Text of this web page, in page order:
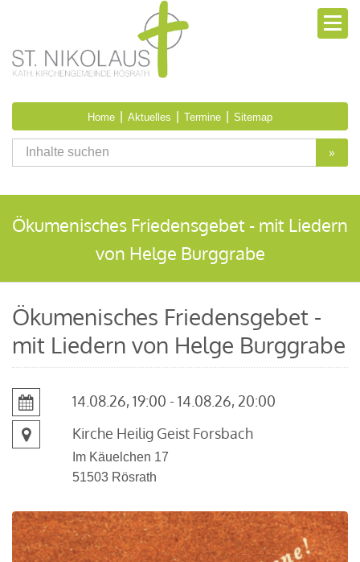
Home Aktuelles Termine Sitemap
»
Ökumenisches Friedensgebet - mit Liedern
von Helge Burggrabe
Ökumenisches Friedensgebet -
mit Liedern von Helge Burggrabe
14.08.26, 19:00 - 14.08.26, 20:00
Kirche Heilig Geist Forsbach
Im Käuelchen 17
51503 Rösrath